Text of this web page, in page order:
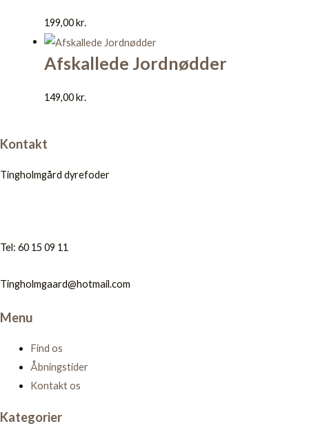
199,00kr.
Afskallede Jordnødder
149,00kr.
Kontakt
Tingholmgård dyrefoder
Tel: 60 15 09 11
Tingholmgaard@hotmail.com
Menu
Find os
Åbningstider
Kontakt os
Kategorier